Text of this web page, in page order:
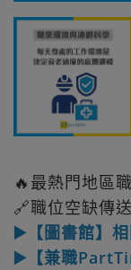
🔥最熱門地區
🔗職位空缺傳
▶️【圖書館】
▶️【兼職